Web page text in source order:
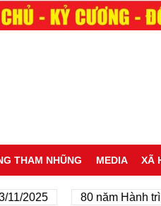
THAM NHŨNG MEDIA XÃ
2025 80 năm Hành trình